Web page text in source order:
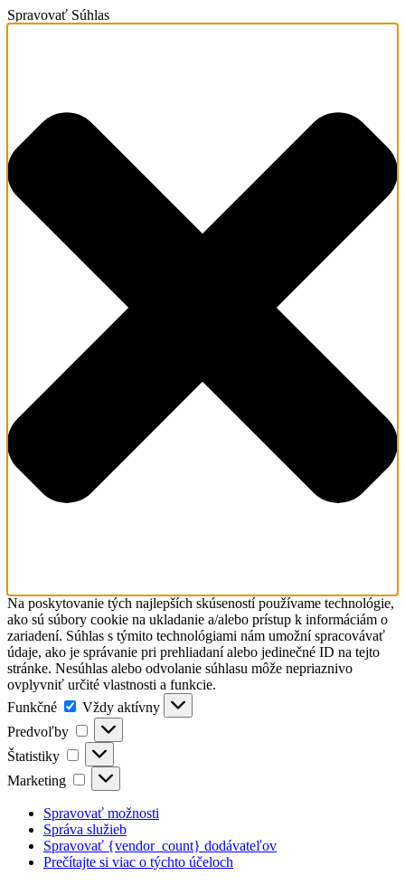
Spravovať Súhlas
Na poskytovanie tých najlepších skúseností používame technológie,
ako sú súbory cookie na ukladanie a/alebo prístup k informáciám o
zariadení. Súhlas s týmito technológiami nám umožní spracovávať
údaje, ako je správanie pri prehliadaní alebo jedinečné ID na tejto
stránke. Nesúhlas alebo odvolanie súhlasu môže nepriaznivo
ovplyvniť určité vlastnosti a funkcie.
Funkčné
Funkčné
Vždy aktívny
Predvoľby
Predvoľby
Štatistiky Štatistiky
Marketing Marketing
Spravovať možnosti
Správa služieb
Spravovať {vendor_count} dodávateľov
Prečítajte si viac o týchto účeloch